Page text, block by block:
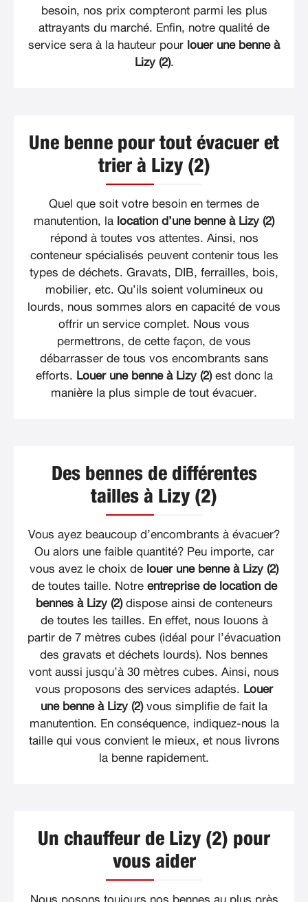
besoin, nos prix compteront parmi les plus
attrayants du marché. Enfin, notre qualité de
service sera à la hauteur pour louer une benne à
Lizy (2).
Une benne pour tout évacuer et
trier à Lizy (2)
Quel que soit votre besoin en termes de
manutention, la location d’une benne à Lizy (2)
répond à toutes vos attentes. Ainsi, nos
conteneur spécialisés peuvent contenir tous les
types de déchets. Gravats, DIB, ferrailles, bois,
mobilier, etc. Qu’ils soient volumineux ou
lourds, nous sommes alors en capacité de vous
offrir un service complet. Nous vous
permettrons, de cette façon, de vous
débarrasser de tous vos encombrants sans
efforts. Louer une benne à Lizy (2)est donc la
manière la plus simple de tout évacuer.
Des bennes de différentes
tailles à Lizy (2)
Vous ayez beaucoup d’encombrants à évacuer?
Ou alors une faible quantité? Peu importe, car
vous avez le choix de louer une benne à Lizy (2)
de toutes taille. Notre entreprise de location de
bennes à Lizy (2)dispose ainsi de conteneurs
de toutes les tailles. En effet, nous louons à
partir de 7 mètres cubes (idéal pour l’évacuation
des gravats et déchets lourds). Nos bennes
vont aussi jusqu’à 30 mètres cubes. Ainsi, nous
vous proposons des services adaptés. Louer
une benne à Lizy (2)vous simplifie de fait la
manutention. En conséquence, indiquez-nous la
taille qui vous convient le mieux, et nous livrons
la benne rapidement.
Un chauffeur de Lizy (2) pour
vous aider
Nous posons toujours nos bennes au plus près